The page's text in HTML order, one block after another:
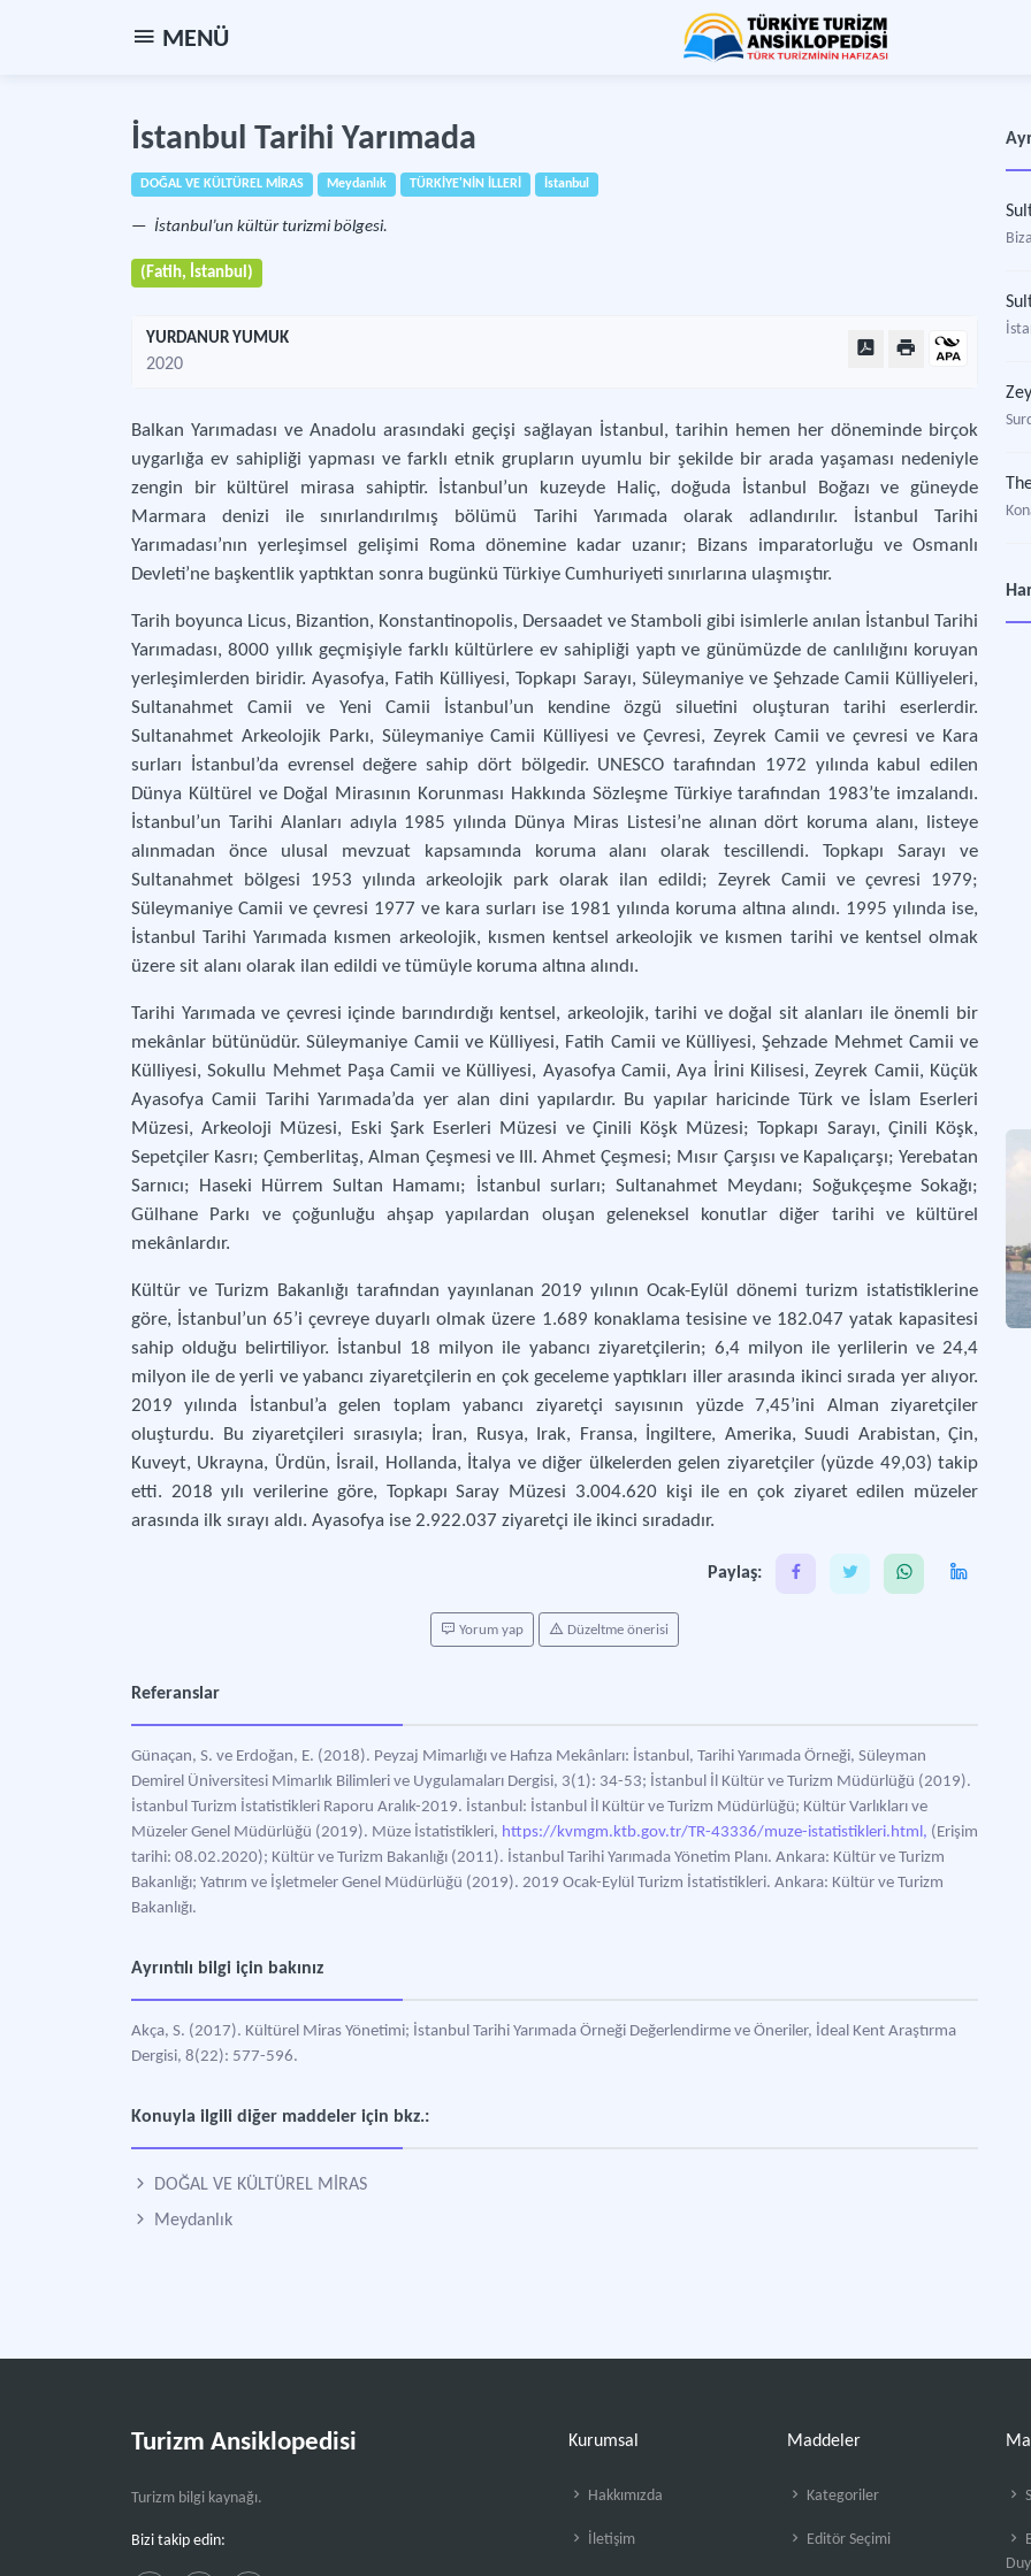
MENÜ
İstanbul Tarihi Yarımada
DOĞAL VE KÜLTÜREL MİRAS Meydanlık TÜRKİYE'NİN İLLERİ İstanbul
İstanbul’un kültür turizmi bölgesi.
(Fatih, İstanbul)
YURDANUR YUMUK
2020
Balkan Yarımadası ve Anadolu arasındaki geçişi sağlayan İstanbul, tarihin hemen her döneminde birçok
uygarlığa ev sahipliği yapması ve farklı etnik grupların uyumlu bir şekilde bir arada yaşaması nedeniyle
zengin bir kültürel mirasa sahiptir. İstanbul’un kuzeyde Haliç, doğuda İstanbul Boğazı ve güneyde
Marmara denizi ile sınırlandırılmış bölümü Tarihi Yarımada olarak adlandırılır. İstanbul Tarihi
Yarımadası’nın yerleşimsel gelişimi Roma dönemine kadar uzanır; Bizans imparatorluğu ve Osmanlı
Devleti’ne başkentlik yaptıktan sonra bugünkü Türkiye Cumhuriyeti sınırlarına ulaşmıştır.
Tarih boyunca Licus, Bizantion, Konstantinopolis, Dersaadet ve Stamboli gibi isimlerle anılan İstanbul Tarihi
Yarımadası, 8000 yıllık geçmişiyle farklı kültürlere ev sahipliği yaptı ve günümüzde de canlılığını koruyan
yerleşimlerden biridir. Ayasofya, Fatih Külliyesi, Topkapı Sarayı, Süleymaniye ve Şehzade Camii Külliyeleri,
Sultanahmet Camii ve Yeni Camii İstanbul’un kendine özgü siluetini oluşturan tarihi eserlerdir.
Sultanahmet Arkeolojik Parkı, Süleymaniye Camii Külliyesi ve Çevresi, Zeyrek Camii ve çevresi ve Kara
surları İstanbul’da evrensel değere sahip dört bölgedir. UNESCO tarafından 1972 yılında kabul edilen
Dünya Kültürel ve Doğal Mirasının Korunması Hakkında Sözleşme Türkiye tarafından 1983’te imzalandı.
İstanbul’un Tarihi Alanları adıyla 1985 yılında Dünya Miras Listesi’ne alınan dört koruma alanı, listeye
alınmadan önce ulusal mevzuat kapsamında koruma alanı olarak tescillendi. Topkapı Sarayı ve
Sultanahmet bölgesi 1953 yılında arkeolojik park olarak ilan edildi; Zeyrek Camii ve çevresi 1979;
Süleymaniye Camii ve çevresi 1977 ve kara surları ise 1981 yılında koruma altına alındı. 1995 yılında ise,
İstanbul Tarihi Yarımada kısmen arkeolojik, kısmen kentsel arkeolojik ve kısmen tarihi ve kentsel olmak
üzere sit alanı olarak ilan edildi ve tümüyle koruma altına alındı.
Tarihi Yarımada ve çevresi içinde barındırdığı kentsel, arkeolojik, tarihi ve doğal sit alanları ile önemli bir
mekânlar bütünüdür. Süleymaniye Camii ve Külliyesi, Fatih Camii ve Külliyesi, Şehzade Mehmet Camii ve
Külliyesi, Sokullu Mehmet Paşa Camii ve Külliyesi, Ayasofya Camii, Aya İrini Kilisesi, Zeyrek Camii, Küçük
Ayasofya Camii Tarihi Yarımada’da yer alan dini yapılardır. Bu yapılar haricinde Türk ve İslam Eserleri
Müzesi, Arkeoloji Müzesi, Eski Şark Eserleri Müzesi ve Çinili Köşk Müzesi; Topkapı Sarayı, Çinili Köşk,
Sepetçiler Kasrı; Çemberlitaş, Alman Çeşmesi ve III. Ahmet Çeşmesi; Mısır Çarşısı ve Kapalıçarşı; Yerebatan
Sarnıcı; Haseki Hürrem Sultan Hamamı; İstanbul surları; Sultanahmet Meydanı; Soğukçeşme Sokağı;
Gülhane Parkı ve çoğunluğu ahşap yapılardan oluşan geleneksel konutlar diğer tarihi ve kültürel
mekânlardır.
Kültür ve Turizm Bakanlığı tarafından yayınlanan 2019 yılının Ocak-Eylül dönemi turizm istatistiklerine
göre, İstanbul’un 65’i çevreye duyarlı olmak üzere 1.689 konaklama tesisine ve 182.047 yatak kapasitesi
sahip olduğu belirtiliyor. İstanbul 18 milyon ile yabancı ziyaretçilerin; 6,4 milyon ile yerlilerin ve 24,4
milyon ile de yerli ve yabancı ziyaretçilerin en çok geceleme yaptıkları iller arasında ikinci sırada yer alıyor.
2019 yılında İstanbul’a gelen toplam yabancı ziyaretçi sayısının yüzde 7,45’ini Alman ziyaretçiler
oluşturdu. Bu ziyaretçileri sırasıyla; İran, Rusya, Irak, Fransa, İngiltere, Amerika, Suudi Arabistan, Çin,
Kuveyt, Ukrayna, Ürdün, İsrail, Hollanda, İtalya ve diğer ülkelerden gelen ziyaretçiler (yüzde 49,03) takip
etti. 2018 yılı verilerine göre, Topkapı Saray Müzesi 3.004.620 kişi ile en çok ziyaret edilen müzeler
arasında ilk sırayı aldı. Ayasofya ise 2.922.037 ziyaretçi ile ikinci sıradadır.
Paylaş:
Yorum yap Düzeltme önerisi
Referanslar
Günaçan, S. ve Erdoğan, E. (2018). Peyzaj Mimarlığı ve Hafıza Mekânları: İstanbul, Tarihi Yarımada Örneği, Süleyman
Demirel Üniversitesi Mimarlık Bilimleri ve Uygulamaları Dergisi, 3(1): 34-53; İstanbul İl Kültür ve Turizm Müdürlüğü (2019).
İstanbul Turizm İstatistikleri Raporu Aralık-2019. İstanbul: İstanbul İl Kültür ve Turizm Müdürlüğü; Kültür Varlıkları ve
Müzeler Genel Müdürlüğü (2019). Müze İstatistikleri, https://kvmgm.ktb.gov.tr/TR-43336/muze-istatistikleri.html, (Erişim
tarihi: 08.02.2020); Kültür ve Turizm Bakanlığı (2011). İstanbul Tarihi Yarımada Yönetim Planı. Ankara: Kültür ve Turizm
Bakanlığı; Yatırım ve İşletmeler Genel Müdürlüğü (2019). 2019 Ocak-Eylül Turizm İstatistikleri. Ankara: Kültür ve Turizm
Bakanlığı.
Ayrıntılı bilgi için bakınız
Akça, S. (2017). Kültürel Miras Yönetimi; İstanbul Tarihi Yarımada Örneği Değerlendirme ve Öneriler, İdeal Kent Araştırma
Dergisi, 8(22): 577-596.
Konuyla ilgili diğer maddeler için bkz.:
DOĞAL VE KÜLTÜREL MİRAS
Meydanlık
Turizm Ansiklopedisi
Turizm bilgi kaynağı.
Bizi takip edin:
Kurumsal
Hakkımızda
İletişim
Maddeler
Kategoriler
Editör Seçimi